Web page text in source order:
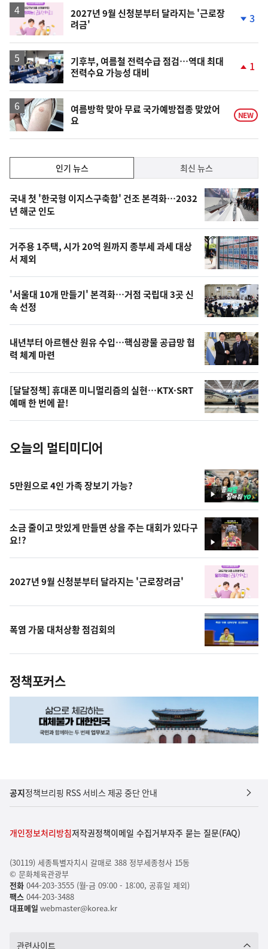
2027년 9월 신청분부터 달라지는 '근로장
려금'
3
기후부, 여름철 전력수급 점검…역대 최대
전력수요 가능성 대비
승
1
여름방학 맞아 무료 국가예방접종 맞았어
요
NEW
기,
최
신,
늘
의
영
상
오
늘
의
사
진
인기 뉴스 최신 뉴스
기
뉴
스
국내 첫 '한국형 이지스구축함' 건조 본격화…2032
년 해군 인도
거주용 1주택, 시가 20억 원까지 종부세 과세 대상
서 제외
'서울대 10개 만들기' 본격화…거점 국립대 3곳 신
속 선정
내년부터 아르헨산 원유 수입…핵심광물 공급망 협
력 체계 마련
[달달정책] 휴대폰 미니멀리즘의 실현…KTX·SRT
예매 한 번에 끝!
오늘의 멀티미디어
영
상
5만원으로 4인 가족 장보기 가능?
영
상
소금 줄이고 맛있게 만들면 상을 주는 대회가 있다구
요!?
2027년 9월 신청분부터 달라지는 '근로장려금'
폭염 가뭄 대처상황 점검회의
정책포커스
공지정책브리핑 RSS 서비스 제공 중단 안내
개인정보처리방침저작권정책이메일 수집거부자주 묻는 질문(FAQ)
(30119) 세종특별자치시 갈매로 388 정부세종청사 15동
© 문화체육관광부
전화044-203-3555 (월-금 09:00 - 18:00, 공휴일 제외)
팩스044-203-3488
대표메일 webmaster@korea.kr
관련사이트